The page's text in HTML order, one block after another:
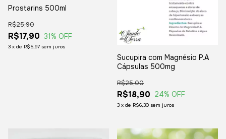
Prostarins 500ml
R$17,90
R$25,90
31% OFF
3 x de R$5,97 sem juros
Sucupira com Magnésio P.A
Cápsulas 500mg
R$18,90
R$25,00
24% OFF
3 x de R$6,30 sem juros